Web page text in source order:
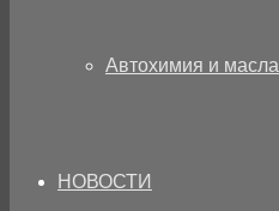
Автохимия и масла
НОВОСТИ